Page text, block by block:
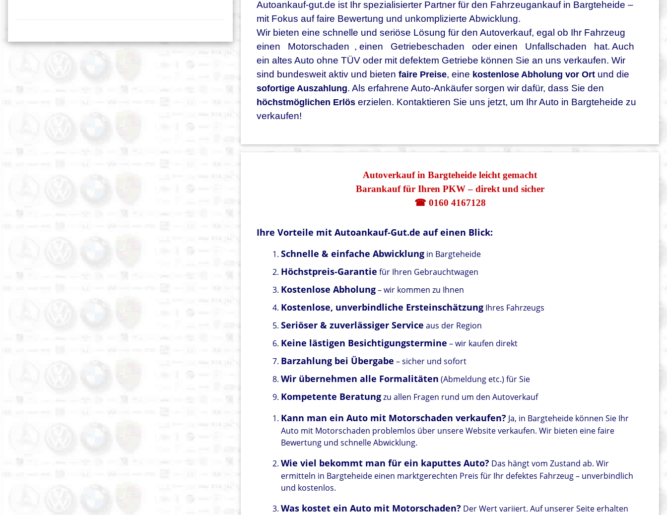
Autoankauf-gut.de ist Ihr spezialisierter Partner für den Fahrzeugankauf in Bargteheide –
mit Fokus auf faire Bewertung und unkomplizierte Abwicklung.
Wir bieten eine schnelle und seriöse Lösung für den Autoverkauf, egal ob Ihr Fahrzeug
einen
Motorschaden , einen Getriebeschaden oder einen Unfallschaden
hat. Auch
ein altes Auto ohne TÜV oder mit defektem Getriebe können Sie an uns verkaufen. Wir
sind bundesweit aktiv und bietenfaire Preise, eine kostenlose Abholung vor Ort und die
sofortige Auszahlung. Als erfahrene Auto-Ankäufer sorgen wir dafür, dass Sie den
höchstmöglichen Erlös erzielen. Kontaktieren Sie uns jetzt, um Ihr Auto in Bargteheide zu
verkaufen!
Autoverkauf in Bargteheide leicht gemacht
Barankauf für Ihren PKW – direkt und sicher
☎ 0160 4167128
Ihre Vorteile mit Autoankauf-Gut.de auf einen Blick:
Schnelle & einfache Abwicklung in Bargteheide
Höchstpreis-Garantie für Ihren Gebrauchtwagen
Kostenlose Abholung– wir kommen zu Ihnen
Kostenlose, unverbindliche Ersteinschätzung Ihres Fahrzeugs
Seriöser & zuverlässiger Service aus der Region
Keine lästigen Besichtigungstermine – wir kaufen direkt
Barzahlung bei Übergabe – sicher und sofort
Wir übernehmen alle Formalitäten (Abmeldung etc.) für Sie
Kompetente Beratungzu allen Fragen rund um den Autoverkauf
Kann man ein Auto mit Motorschaden verkaufen? Ja, in Bargteheide können Sie Ihr
Auto mit Motorschaden problemlos über unsere Website verkaufen. Wir bieten eine faire
Bewertung und schnelle Abwicklung.
Wie viel bekommt man für ein kaputtes Auto? Das hängt vom Zustand ab. Wir
ermitteln in Bargteheide einen marktgerechten Preis für Ihr defektes Fahrzeug – unverbindlich
und kostenlos.
Was kostet ein Auto mit Motorschaden? Der Wert variiert. Auf unserer Seite erhalten